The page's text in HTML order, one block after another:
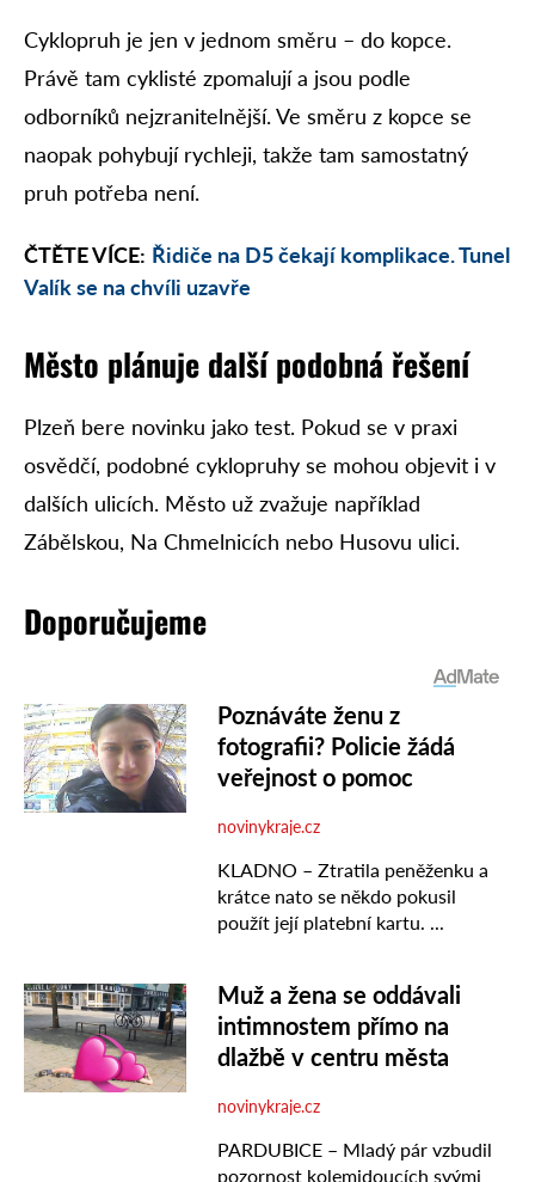
Cyklopruh je jen v jednom směru – do kopce.
Právě tam cyklisté zpomalují a jsou podle
odborníků nejzranitelnější. Ve směru z kopce se
naopak pohybují rychleji, takže tam samostatný
pruh potřeba není.
ČTĚTE VÍCE: Řidiče na D5 čekají komplikace. Tunel
Valík se na chvíli uzavře
Město plánuje další podobná řešení
Plzeň bere novinku jako test. Pokud se v praxi
osvědčí, podobné cyklopruhy se mohou objevit i v
dalších ulicích. Město už zvažuje například
Zábělskou, Na Chmelnicích nebo Husovu ulici.
Doporučujeme